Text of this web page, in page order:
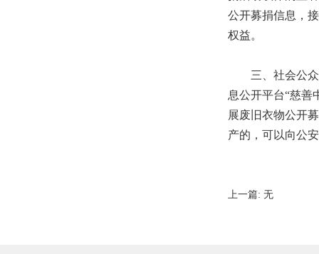
公开募捐信息，
权益。
三、社会公众
息公开平台“慈善
展废旧衣物公开
产的，可以向公
上一篇: 无